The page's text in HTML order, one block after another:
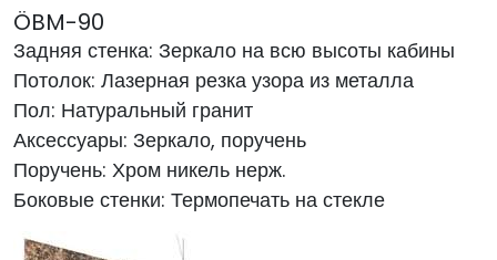
ÖBM-90
Задняя стенка: Зеркало на всю высоты кабины
Потолок: Лазерная резка узора из металла
Пол: Натуральный гранит
Аксессуары: Зеркало, поручень
Поручень: Хром никель нерж.
Боковые стенки: Термопечать на стекле